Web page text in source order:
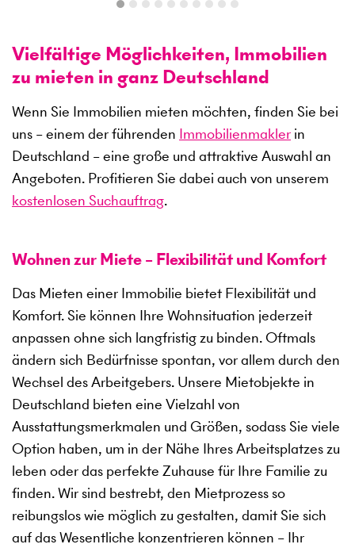
Vielfältige Möglichkeiten, Immobilien
zu mieten in ganz Deutschland
Wenn Sie Immobilien mieten möchten, finden Sie bei
uns – einem der führenden Immobilienmakler in
Deutschland – eine große und attraktive Auswahl an
Angeboten. Profitieren Sie dabei auch von unserem
kostenlosen Suchauftrag.
Wohnen zur Miete – Flexibilität und Komfort
Das Mieten einer Immobilie bietet Flexibilität und
Komfort. Sie können Ihre Wohnsituation jederzeit
anpassen ohne sich langfristig zu binden. Oftmals
ändern sich Bedürfnisse spontan, vor allem durch den
Wechsel des Arbeitgebers. Unsere Mietobjekte in
Deutschland bieten eine Vielzahl von
Ausstattungsmerkmalen und Größen, sodass Sie viele
Option haben, um in der Nähe Ihres Arbeitsplatzes zu
leben oder das perfekte Zuhause für Ihre Familie zu
finden. Wir sind bestrebt, den Mietprozess so
reibungslos wie möglich zu gestalten, damit Sie sich
auf das Wesentliche konzentrieren können – Ihr